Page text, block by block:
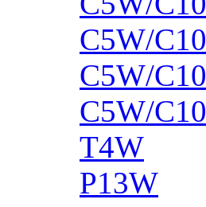
C5W/
C5W/
C5W/
T4W
P13W